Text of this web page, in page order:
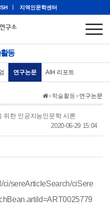
지역인문학센터
동
연구논문 AIH 리포트
› 학술활동 › 연구논문
위한 인공지능인문학 시론
2020-06-29 15:04
ci/sereArticleSearch/ciSere